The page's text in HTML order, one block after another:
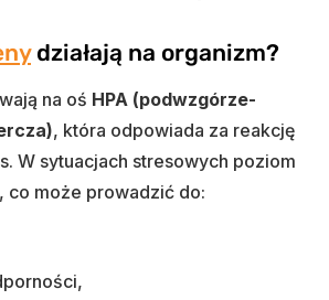
działają na organizm?
na oś HPA (podwzgórze-
, która odpowiada za reakcję
W sytuacjach stresowych poziom
co może prowadzić do: